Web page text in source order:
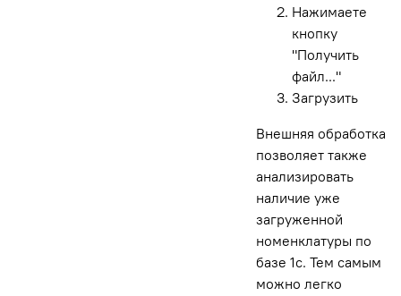
Нажимаете
кнопку
"Получить
файл..."
Загрузить
Внешняя обработка
позволяет также
анализировать
наличие уже
загруженной
номенклатуры по
базе 1с. Тем самым
можно легко